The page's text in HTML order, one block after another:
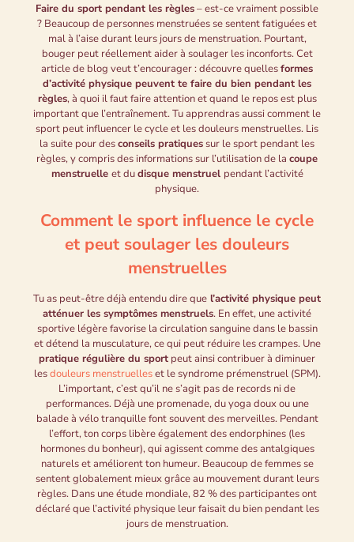
Faire du sport pendant les règles– est-ce vraiment possible
? Beaucoup de personnes menstruées se sentent fatiguées et
mal à l’aise durant leurs jours de menstruation. Pourtant,
bouger peut réellement aider à soulager les inconforts. Cet
article de blog veut t’encourager : découvre quellesformes
d’activité physique peuvent te faire du bien pendant les
règles, à quoi il faut faire attention et quand le repos est plus
important que l’entraînement. Tu apprendras aussi comment le
sport peut influencer le cycle et les douleurs menstruelles. Lis
la suite pour desconseils pratiquessur le sport pendant les
règles, y compris des informations sur l’utilisation de la coupe
menstruelle et dudisque menstruel pendant l’activité
physique.
Comment le sport influence le cycle
et peut soulager les douleurs
menstruelles
Tu as peut-être déjà entendu dire que l’activité physique peut
atténuer les symptômes menstruels. En effet, une activité
sportive légère favorise la circulation sanguine dans le bassin
et détend la musculature, ce qui peut réduire les crampes. Une
pratique régulière du sport peut ainsi contribuer à diminuer
lesdouleurs menstruelleset le syndrome prémenstruel (SPM).
L’important, c’est qu’il ne s’agit pas de records ni de
performances. Déjà une promenade, du yoga doux ou une
balade à vélo tranquille font souvent des merveilles. Pendant
l’effort, ton corps libère également des endorphines (les
hormones du bonheur), qui agissent comme des antalgiques
naturels et améliorent ton humeur. Beaucoup de femmes se
sentent globalement mieux grâce au mouvement durant leurs
règles. Dans une étude mondiale, 82 % des participantes ont
déclaré que l’activité physique leur faisait du bien pendant les
jours de menstruation.